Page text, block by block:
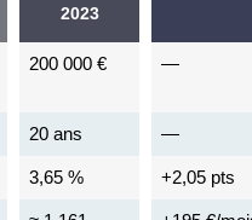
2023
200 000 € —
20 ans —
3,65 % +2,05 pts